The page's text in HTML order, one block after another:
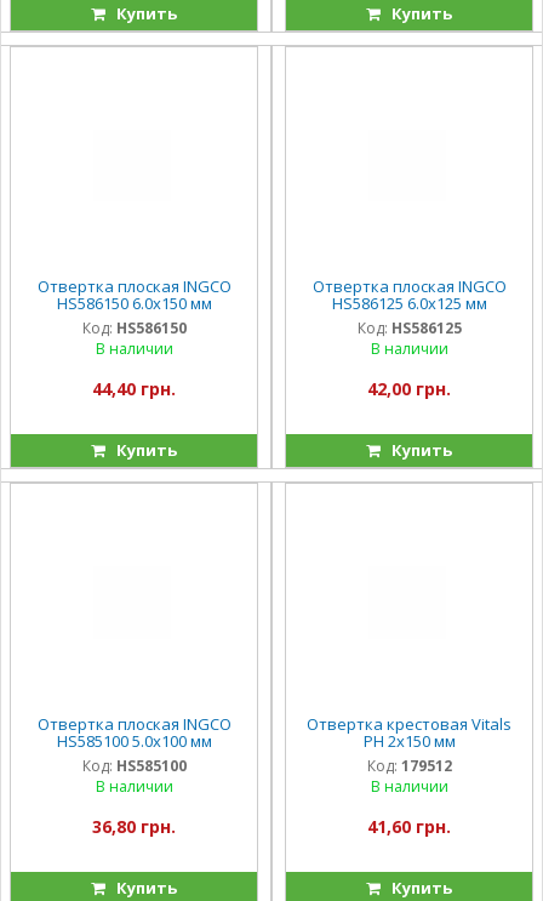
Купить Купить
Отвертка плоская INGCO
HS586150 6.0х150 мм
Код: HS586150
В наличии
44,40 грн.
Купить
Отвертка плоская INGCO
HS586125 6.0х125 мм
Код: HS586125
В наличии
42,00 грн.
Купить
Отвертка плоская INGCO
HS585100 5.0х100 мм
Код: HS585100
В наличии
36,80 грн.
Купить
Отвертка крестовая Vitals
PH 2х150 мм
Код: 179512
В наличии
41,60 грн.
Купить